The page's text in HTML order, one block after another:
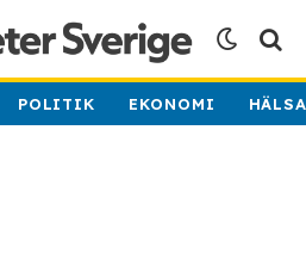
POLITIK EKONOMI